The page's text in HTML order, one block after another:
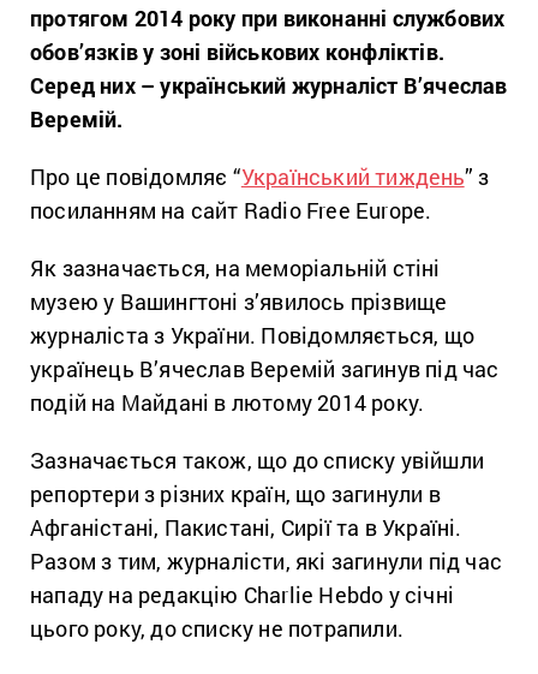
протягом 2014 року при виконанні службових
обов’язків у зоні військових конфліктів.
Серед них – український журналіст В’ячеслав
Веремій.
Про це повідомляє “Український тиждень” з
посиланням на сайт Radio Free Europe.
Як зазначається, на меморіальній стіні
музею у Вашингтоні з’явилось прізвище
журналіста з України. Повідомляється, що
українець В’ячеслав Веремій загинув під час
подій на Майдані в лютому 2014 року.
Зазначається також, що до списку увійшли
репортери з різних країн, що загинули в
Афганістані, Пакистані, Сирії та в Україні.
Разом з тим, журналісти, які загинули під час
нападу на редакцію Charlie Hebdo у січні
цього року, до списку не потрапили.